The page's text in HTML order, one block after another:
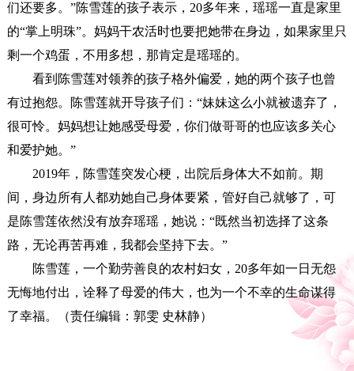
们还要多。”陈雪莲的孩子表示，20多年来，瑶瑶一直是家里
的“掌上明珠”。妈妈干农活时也要把她带在身边，如果家里只
剩一个鸡蛋，不用多想，那肯定是瑶瑶的。
看到陈雪莲对领养的孩子格外偏爱，她的两个孩子也曾
有过抱怨。陈雪莲就开导孩子们：“妹妹这么小就被遗弃了，
很可怜。妈妈想让她感受母爱，你们做哥哥的也应该多关心
和爱护她。”
2019年，陈雪莲突发心梗，出院后身体大不如前。期
间，身边所有人都劝她自己身体要紧，管好自己就够了，可
是陈雪莲依然没有放弃瑶瑶，她说：“既然当初选择了这条
路，无论再苦再难，我都会坚持下去。”
陈雪莲，一个勤劳善良的农村妇女，20多年如一日无怨
无悔地付出，诠释了母爱的伟大，也为一个不幸的生命谋得
了幸福。（责任编辑：郭雯 史林静）